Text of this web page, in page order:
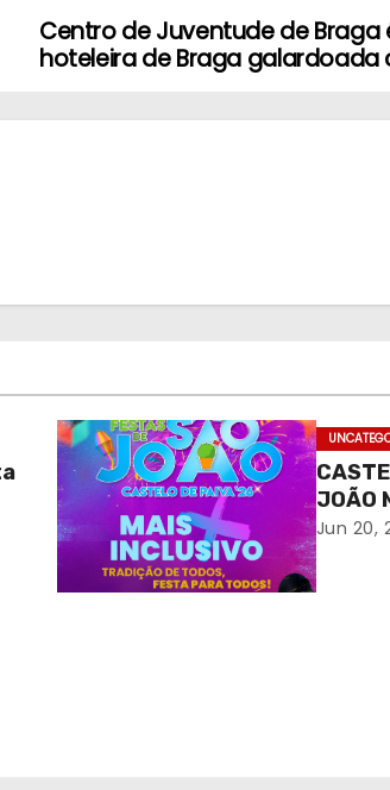
Centro de Juventude de Braga
hoteleira de Braga galardoada
JOÃO
Jun 20,